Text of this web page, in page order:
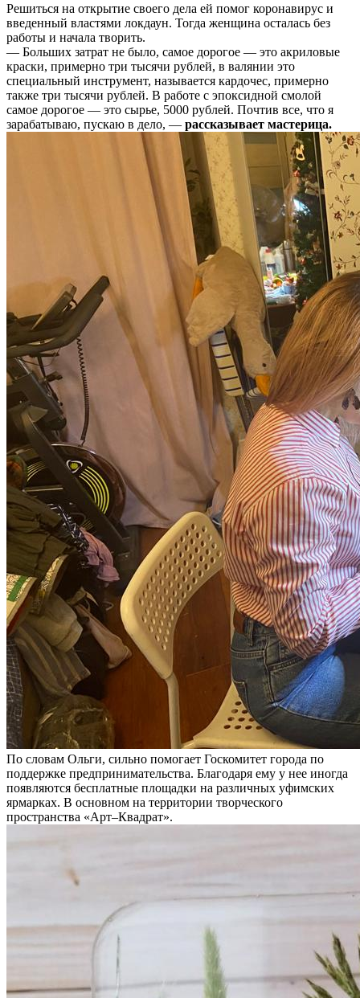
Решиться на открытие своего дела ей помог коронавирус и
введенный властями локдаун. Тогда женщина осталась без
работы и начала творить.
— Больших затрат не было, самое дорогое — это акриловые
краски, примерно три тысячи рублей, в валянии это
специальный инструмент, называется кардочес, примерно
также три тысячи рублей. В работе с эпоксидной смолой
самое дорогое — это сырье, 5000 рублей. Почтив все, что я
зарабатываю, пускаю в дело, — рассказывает мастерица.
По словам Ольги, сильно помогает Госкомитет города по
поддержке предпринимательства. Благодаря ему у нее иногда
появляются бесплатные площадки на различных уфимских
ярмарках. В основном на территории творческого
пространства «Арт–Квадрат».